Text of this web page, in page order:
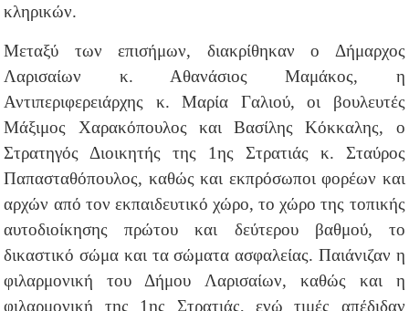
κληρικών.
Μεταξύ των επισήμων, διακρίθηκαν ο Δήμαρχος
Λαρισαίων κ. Αθανάσιος Μαμάκος, η
Αντιπεριφερειάρχης κ. Μαρία Γαλιού, οι βουλευτές
Μάξιμος Χαρακόπουλος και Βασίλης Κόκκαλης, ο
Στρατηγός Διοικητής της 1ης Στρατιάς κ. Σταύρος
Παπασταθόπουλος, καθώς και εκπρόσωποι φορέων και
αρχών από τον εκπαιδευτικό χώρο, το χώρο της τοπικής
αυτοδιοίκησης πρώτου και δεύτερου βαθμού, το
δικαστικό σώμα και τα σώματα ασφαλείας. Παιάνιζαν η
φιλαρμονική του Δήμου Λαρισαίων, καθώς και η
φιλαρμονική της 1ης Στρατιάς, ενώ τιμές απέδιδαν